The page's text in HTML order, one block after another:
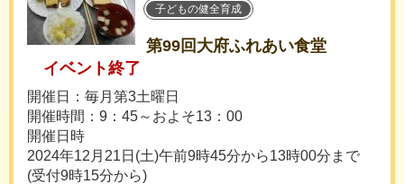
子どもの健全育成
第99回大府ふれあい食堂
イベント終了
開催日：毎月第3土曜日
開催時間：9：45～およそ13：00
開催日時
2024年12月21日(土)午前9時45分から13時00分まで
(受付9時15分から)